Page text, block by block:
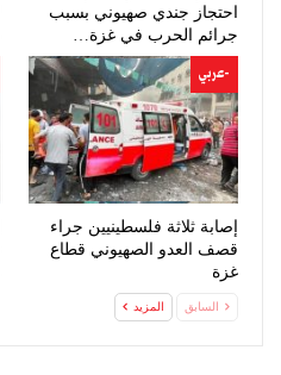
احتجاز جندي صهيوني بسبب
جرائم الحرب في غزة…
-عربي
إصابة ثلاثة فلسطينيين جراء
قصف العدو الصهيوني قطاع
غزة
السابق المزيد